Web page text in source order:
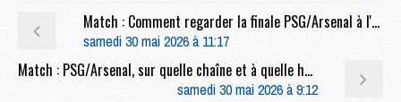
Match : Comment regarder la finale PSG/Arsenal à l'étranger
samedi 30 mai 2026 à 11:17
Match : PSG/Arsenal, sur quelle chaîne et à quelle heure regarder la finale ?
samedi 30 mai 2026 à 9:12